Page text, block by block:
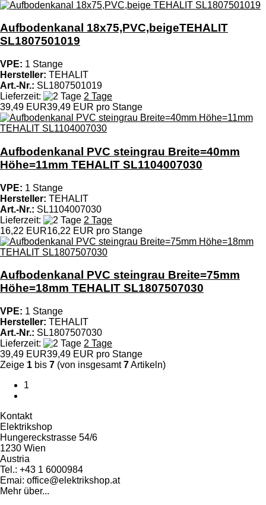
Aufbodenkanal 18x75,PVC,beigeTEHALIT
SL1807501019
VPE: 1 Stange
Hersteller: TEHALIT
Art.-Nr.: SL1807501019
Lieferzeit:
2 Tage
39,49 EUR39,49 EUR pro Stange
Aufbodenkanal PVC steingrau Breite=40mm
Höhe=11mm TEHALIT SL1104007030
VPE: 1 Stange
Hersteller: TEHALIT
Art.-Nr.: SL1104007030
Lieferzeit:
2 Tage
16,22 EUR16,22 EUR pro Stange
Aufbodenkanal PVC steingrau Breite=75mm
Höhe=18mm TEHALIT SL1807507030
VPE: 1 Stange
Hersteller: TEHALIT
Art.-Nr.: SL1807507030
Lieferzeit:
2 Tage
39,49 EUR39,49 EUR pro Stange
Zeige 1 bis 7 (von insgesamt7Artikeln)
1
Kontakt
Elektrikshop
Hungereckstrasse 54/6
1230 Wien
Austria
Tel.: +43 1 6000984
Emai: office@elektrikshop.at
Mehr über...